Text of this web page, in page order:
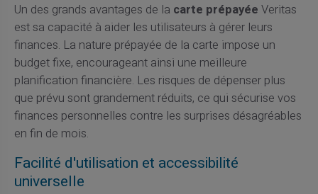
Un des grands avantages de la carte prépayée Veritas
est sa capacité à aider les utilisateurs à gérer leurs
finances. La nature prépayée de la carte impose un
budget fixe, encourageant ainsi une meilleure
planification financière. Les risques de dépenser plus
que prévu sont grandement réduits, ce qui sécurise vos
finances personnelles contre les surprises désagréables
en fin de mois.
Facilité d'utilisation et accessibilité
universelle